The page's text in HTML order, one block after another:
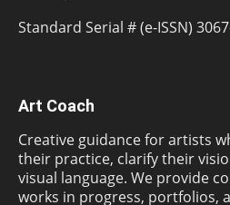
Standard Serial # (e-ISSN)
Art Coach
Creative guidance for artists
their practice, clarify their
visual language. We provide
works in progress, portfolios,